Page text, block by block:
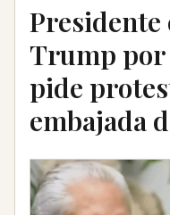
Presidente
Trump por
pide
embajada